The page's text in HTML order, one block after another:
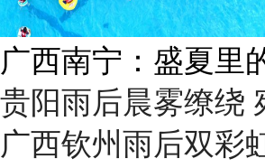
广西南宁：盛夏里
贵阳雨后晨雾缭绕
广西钦州雨后双彩